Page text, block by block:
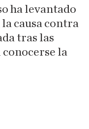
ha levantado
causa contra
tras las
la